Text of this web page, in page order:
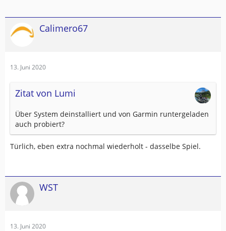
Calimero67
13. Juni 2020
Zitat von Lumi
Über System deinstalliert und von Garmin runtergeladen
auch probiert?
Türlich, eben extra nochmal wiederholt - dasselbe Spiel.
WST
13. Juni 2020